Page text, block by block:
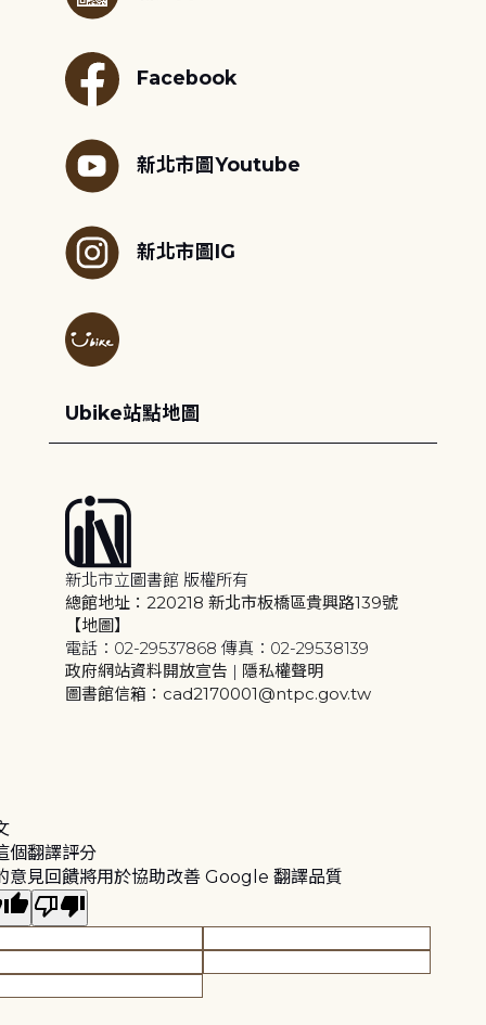
Facebook
新北市圖Youtube
新北市圖IG
Ubike站點地圖
新北市立圖書館 版權所有
總館地址：220218 新北市板橋區貴興路139號
【地圖】
電話：02-29537868 傳真：02-29538139
政府網站資料開放宣告 | 隱私權聲明
圖書館信箱：cad2170001@ntpc.gov.tw
個翻譯評分
意見回饋將用於協助改善 Google 翻譯品質